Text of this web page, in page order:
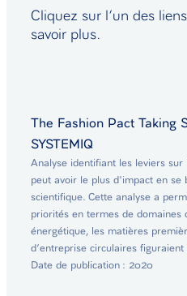
Cliquez sur l’un des
savoir plus.
The Fashion Pact Taking
SYSTEMIQ
Analyse identifiant les leviers
peut avoir le plus d'impact en se
scientifique. Cette analyse a
priorités en termes de
énergétique, les matières
d’entreprise circulaires
Date de publication : 2020